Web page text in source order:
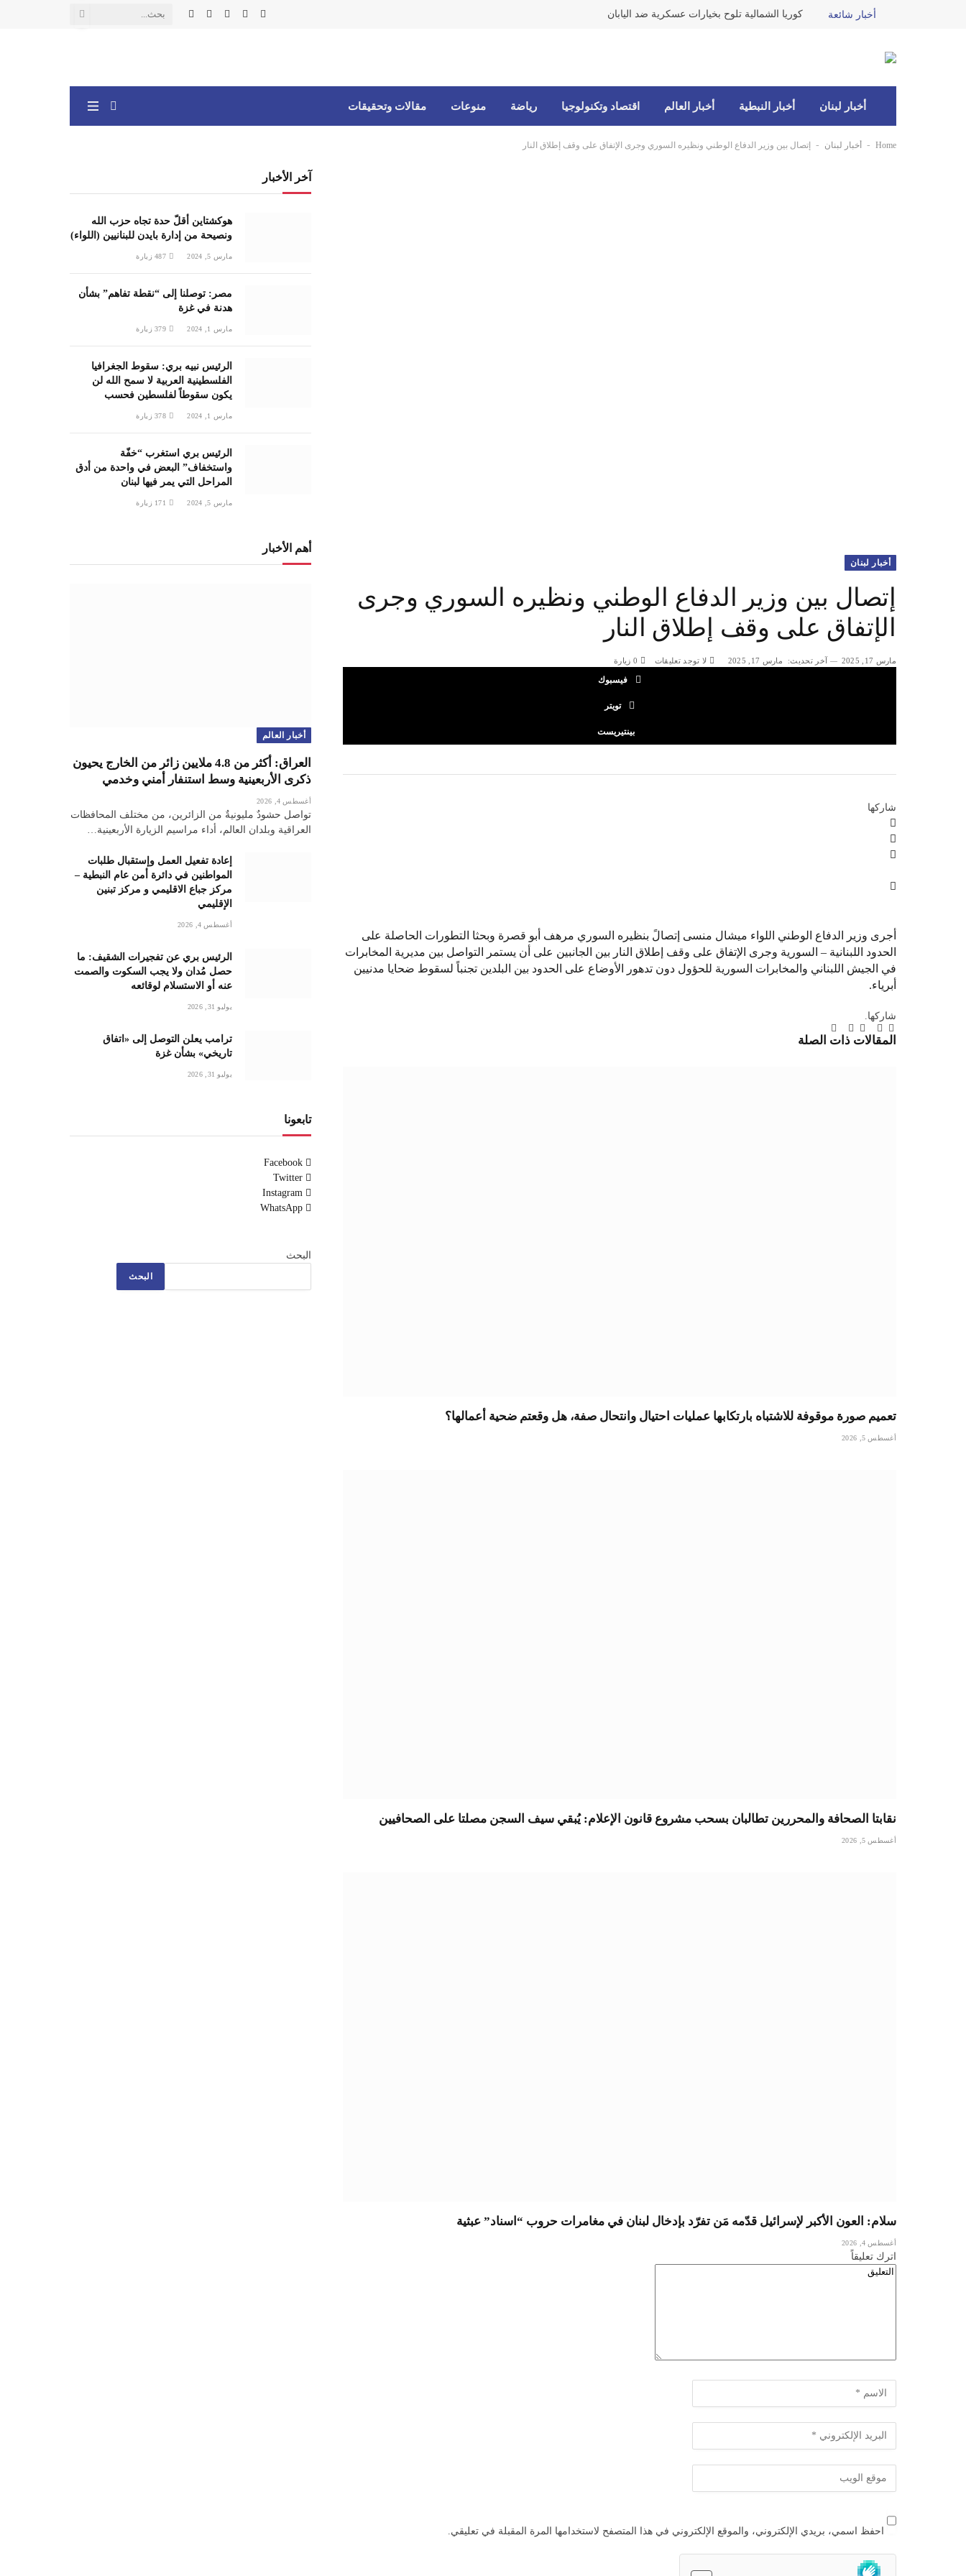
أخبار شائعة كوريا الشمالية تلوح بخيارات عسكرية ضد اليابان
فيسبوك
X
الانستغرام
يوتيوبواتساب
أخبار لبنان أخبار النبطية أخبار العالم اقتصاد وتكنولوجيا رياضة منوعات مقالات وتحقيقات
Home
- أخبار لبنان - إتصال بين وزير الدفاع الوطني ونظيره السوري وجرى الإتفاق على وقف إطلاق النار
أخبار لبنان
إتصال بين وزير الدفاع الوطني ونظيره السوري وجرى
الإتفاق على وقف إطلاق النار
مارس 17, 2025 آخر تحديث: مارس 17, 2025 لا توجد تعليقات 0 زيارة
فيسبوك
تويتر
بينتيريست
شاركها
أجرى وزير الدفاع الوطني اللواء ميشال منسى إتصالً بنظيره السوري مرهف أبو قصرة وبحثا التطورات الحاصلة على
الحدود اللبنانية – السورية وجرى الإتفاق على وقف إطلاق النار بين الجانبين على أن يستمر التواصل بين مديرية المخابرات
في الجيش اللبناني والمخابرات السورية للحؤول دون تدهور الأوضاع على الحدود بين البلدين تجنباً لسقوط ضحايا مدنيين
أبرياء.
شاركها.
فيسبوك
تويتربينتيريست
لينكدإن
Tumblr
تيلقرام
البريد
الإلكتروني
المقالات ذات الصلة
تعميم صورة موقوفة للاشتباه بارتكابها عمليات احتيال وانتحال صفة، هل وقعتم ضحية أعمالها؟
أغسطس 5, 2026
نقابتا الصحافة والمحررين تطالبان بسحب مشروع قانون الإعلام: يُبقي سيف السجن مصلتا على الصحافيين
أغسطس 5, 2026
سلام: العون الأكبر لإسرائيل قدّمه مَن تفرّد بإدخال لبنان في مغامرات حروب “اسناد” عبثية
أغسطس 4, 2026
اترك تعليقاً
احفظ اسمي، بريدي الإلكتروني، والموقع الإلكتروني في هذا المتصفح لاستخدامها المرة المقبلة في تعليقي.
آخر الأخبار
هوكشتاين أقلّ حدة تجاه حزب الله
ونصيحة من إدارة بايدن للبنانيين (اللواء)
مارس 5, 2024 487 زيارة
مصر: توصلنا إلى “نقطة تفاهم” بشأن
هدنة في غزة
مارس 1, 2024 379 زيارة
الرئيس نبيه بري: سقوط الجغرافيا
الفلسطينية العربية لا سمح الله لن
يكون سقوطاً لفلسطين فحسب
مارس 1, 2024 378 زيارة
الرئيس بري استغرب “خفّة
واستخفاف” البعض في واحدة من أدق
المراحل التي يمر فيها لبنان
مارس 5, 2024 171 زيارة
أهم الأخبار
أخبار العالم
العراق: أكثر من 4.8 ملايين زائر من الخارج يحيون
ذكرى الأربعينية وسط استنفار أمني وخدمي
أغسطس 4, 2026
تواصل حشودٌ مليونيةٌ من الزائرين، من مختلف المحافظات
العراقية وبلدان العالم، أداء مراسيم الزيارة الأربعينية…
إعادة تفعيل العمل وإستقبال طلبات
المواطنين في دائرة أمن عام النبطية –
مركز جباع الاقليمي و مركز تبنين
الإقليمي
أغسطس 4, 2026
الرئيس بري عن تفجيرات الشقيف: ما
حصل مُدان ولا يجب السكوت والصمت
عنه أو الاستسلام لوقائعه
يوليو 31, 2026
ترامب يعلن التوصل إلى «اتفاق
تاريخي» بشأن غزة
يوليو 31, 2026
تابعونا
Facebook
Twitter
Instagram
WhatsApp
البحث
البحث